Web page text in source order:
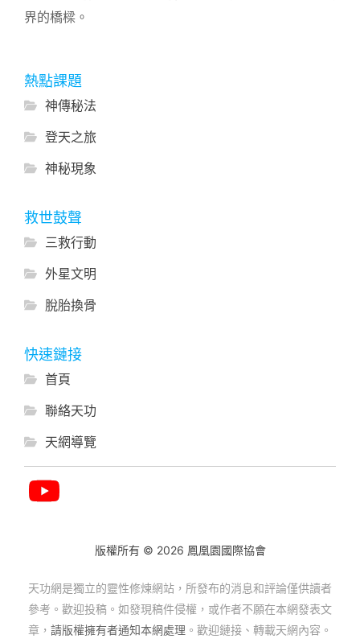
界的橋樑。
熱點課題
神傳秘法
登天之旅
神秘現象
救世鼓聲
三救行動
外星文明
脫胎換骨
快速鏈接
首頁
聯絡天功
天網導覽
版權所有 © 2026 鳳凰園國際協會
天功網是獨立的靈性修煉網站，所發布的消息和評論僅供讀者
參考。歡迎投稿。如發現稿件侵權，或作者不願在本網發表文
章， 請版權擁有者通知本網處理 。歡迎鏈接、轉載天網內容。